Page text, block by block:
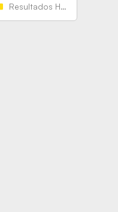
Resultados Hispanos Promesas